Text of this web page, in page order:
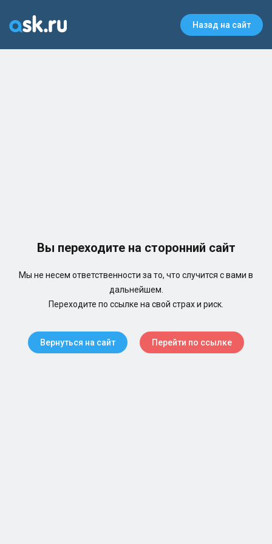
Назад на сайт
Вы переходите на сторонний сайт
Мы не несем ответственности за то, что случится с вами в
дальнейшем.
Переходите по ссылке на свой страх и риск.
Вернуться на сайт Перейти по ссылке